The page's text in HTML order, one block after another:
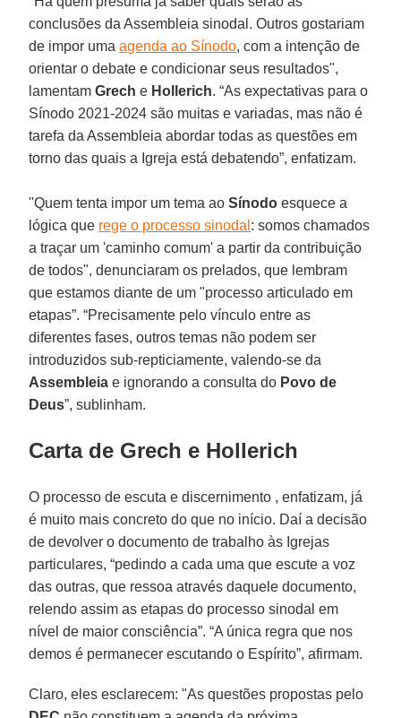
conclusões da Assembleia sinodal. Outros gostariam
de impor umaagenda ao Sínodo, com a intenção de
orientar o debate e condicionar seus resultados",
lamentamGrech e Hollerich. “As expectativas para o
Sínodo 2021-2024 são muitas e variadas, mas não é
tarefa da Assembleia abordar todas as questões em
torno das quais a Igreja está debatendo”, enfatizam.
"Quem tenta impor um tema aoSínodo esquece a
lógica que rege o processo sinodal : somos chamados
a traçar um 'caminho comum' a partir da contribuição
de todos", denunciaram os prelados, que lembram
que estamos diante de um "processo articulado em
etapas”. “Precisamente pelo vínculo entre as
diferentes fases, outros temas não podem ser
introduzidos sub-repticiamente, valendo-se da
Assembleia e ignorando a consulta do Povo de
Deus”, sublinham.
Carta de Grech e Hollerich
O processo de escuta e discernimento , enfatizam, já
é muito mais concreto do que no início. Daí a decisão
de devolver o documento de trabalho às Igrejas
particulares, “pedindo a cada uma que escute a voz
das outras, que ressoa através daquele documento,
relendo assim as etapas do processo sinodal em
nível de maior consciência”. “A única regra que nos
demos é permanecer escutando o Espírito”, afirmam.
Claro, eles esclarecem: "As questões propostas pelo